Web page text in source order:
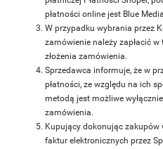
płatności online jest Blue
W przypadku wybrania przez
zamówienie należy zapłacić
złożenia zamówienia.
Sprzedawca informuje, że w
płatności, ze względu na ich
metodą jest możliwe
zamówienia.
Kupujący dokonując zakupów
faktur elektronicznych przez